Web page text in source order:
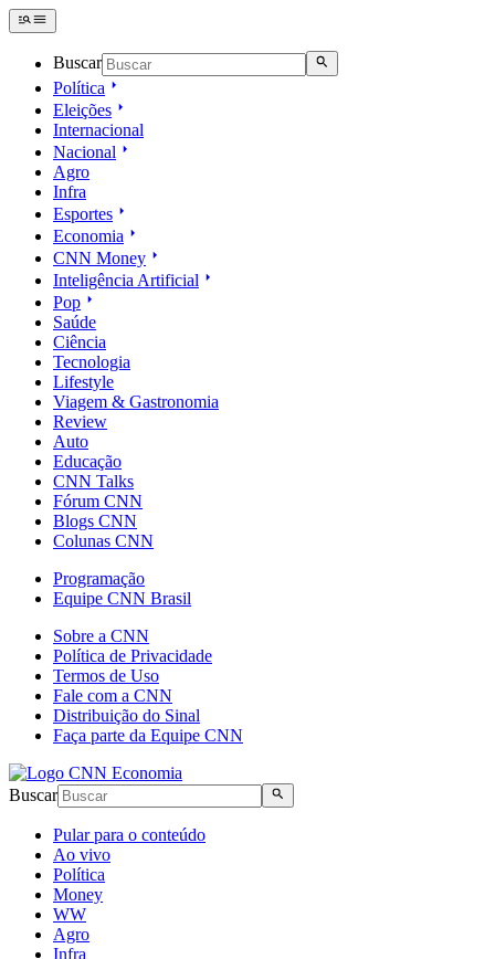
Buscar
Política
Eleições
Internacional
Nacional
Agro
Infra
Esportes
Economia
CNN Money
Inteligência Artificial
Pop
Saúde
Ciência
Tecnologia
Lifestyle
Viagem & Gastronomia
Review
Auto
Educação
CNN Talks
Fórum CNN
Blogs CNN
Colunas CNN
Programação
Equipe CNN Brasil
Sobre a CNN
Política de Privacidade
Termos de Uso
Fale com a CNN
Distribuição do Sinal
Faça parte da Equipe CNN
Buscar
Pular para o conteúdo
Ao vivo
Política
Money
WW
Agro
Infra